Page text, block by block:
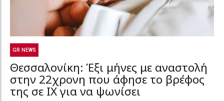
GR NEWS
Θεσσαλονίκη: Έξι μήνες με αναστολή
στην 22χρονη που άφησε το βρέφος
της σε ΙΧ για να ψωνίσει